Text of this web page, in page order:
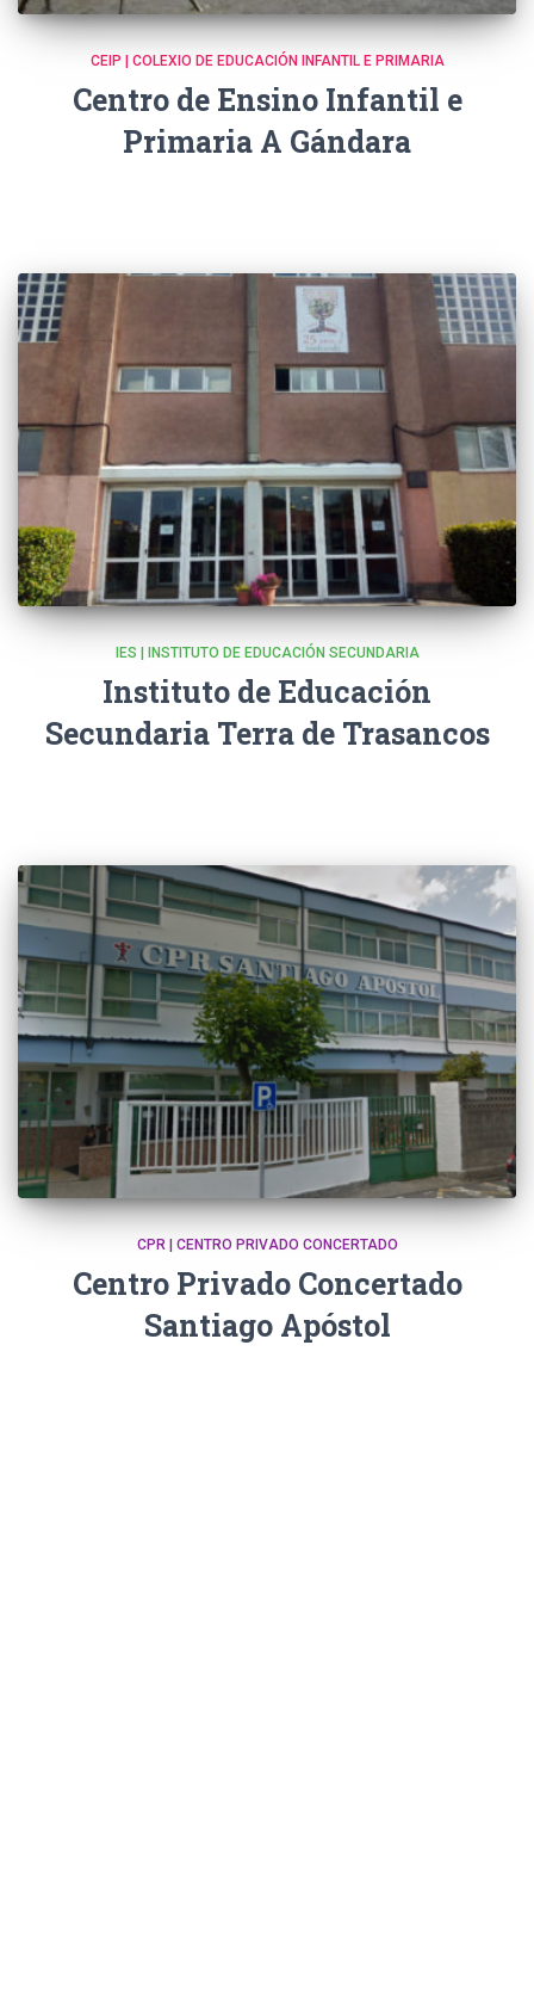
CEIP | COLEXIO DE EDUCACIÓN INFANTIL E PRIMARIA
Centro de Ensino Infantil e
Primaria A Gándara
IES | INSTITUTO DE EDUCACIÓN SECUNDARIA
Instituto de Educación
Secundaria Terra de Trasancos
CPR | CENTRO PRIVADO CONCERTADO
Centro Privado Concertado
Santiago Apóstol